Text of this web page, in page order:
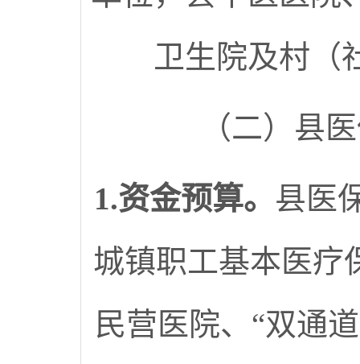
卫生院及村（
（二）县
1.资金预算。 县医
城镇职工基本医疗
民营医院、“双通